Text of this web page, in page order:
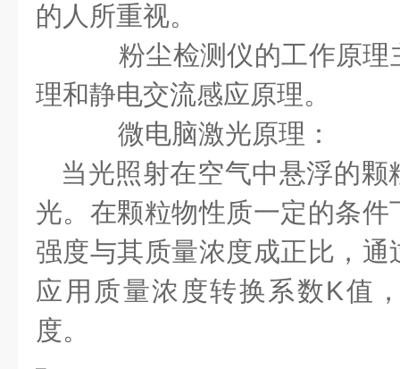
的人所重视。
粉尘检测仪的工作原理
理和静电交流感应原理。
微电脑激光原理：
当光照射在空气中悬浮的
光。在颗粒物性质一定的条
强度与其质量浓度成正比，
应用质量浓度转换系数K值
度。